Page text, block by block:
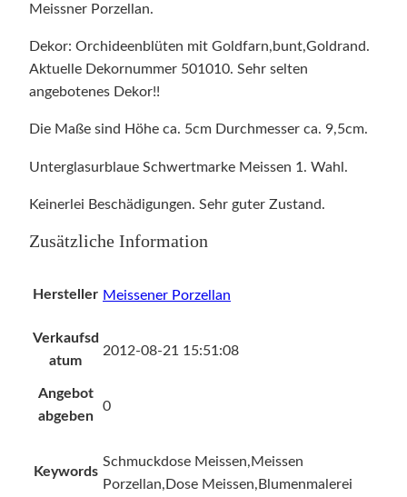
Meissner Porzellan.
Dekor: Orchideenblüten mit Goldfarn,bunt,Goldrand.
Aktuelle Dekornummer 501010. Sehr selten
angebotenes Dekor!!
Die Maße sind Höhe ca. 5cm Durchmesser ca. 9,5cm.
Unterglasurblaue Schwertmarke Meissen 1. Wahl.
Keinerlei Beschädigungen. Sehr guter Zustand.
Zusätzliche Information
Hersteller Meissener Porzellan
Verkaufsd
atum
2012-08-21 15:51:08
Angebot
abgeben
0
Keywords
Schmuckdose Meissen,Meissen
Porzellan,Dose Meissen,Blumenmalerei